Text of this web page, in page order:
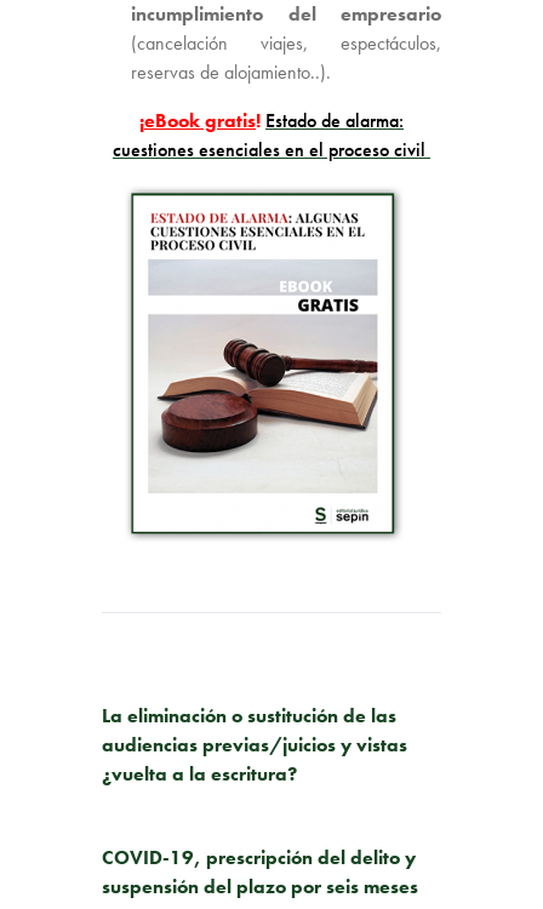
incumplimiento del empresario
(cancelación viajes, espectáculos,
reservas de alojamiento..).
¡eBook gratis! Estado de alarma:
cuestiones esenciales en el proceso civil
La eliminación o sustitución de las
audiencias previas/juicios y vistas
¿vuelta a la escritura?
COVID-19, prescripción del delito y
suspensión del plazo por seis meses